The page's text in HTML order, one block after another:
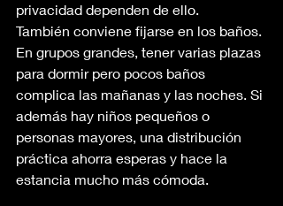
privacidad dependen de ello.
También conviene fijarse en los baños.
En grupos grandes, tener varias plazas
para dormir pero pocos baños
complica las mañanas y las noches. Si
además hay niños pequeños o
personas mayores, una distribución
práctica ahorra esperas y hace la
estancia mucho más cómoda.